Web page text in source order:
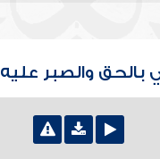
بالحق والصبر عليه